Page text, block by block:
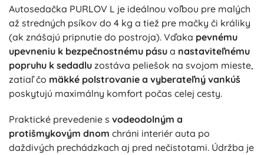
Autosedačka PURLOV L je ideálnou voľbou pre malých
až stredných psíkov do 4 kg a tiež pre mačky či králiky
(ak znášajú pripnutie do postroja). Vďaka pevnému
upevneniu k bezpečnostnému pásu a nastaviteľnému
popruhu k sedadlu zostáva peliešok na svojom mieste,
zatiaľ čo mäkké polstrovanie a vyberateľný vankúš
poskytujú maximálny komfort počas celej cesty.
Praktické prevedenie s vodeodolným a
protišmykovým dnom chráni interiér auta po
daždivých prechádzkach aj pred nečistotami. Údržba je